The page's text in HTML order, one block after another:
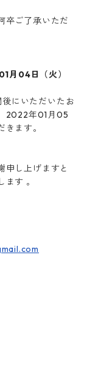
卒ご了承いただ
にいただいたお
2022年01月05
ます。
申し上げますと
す 。